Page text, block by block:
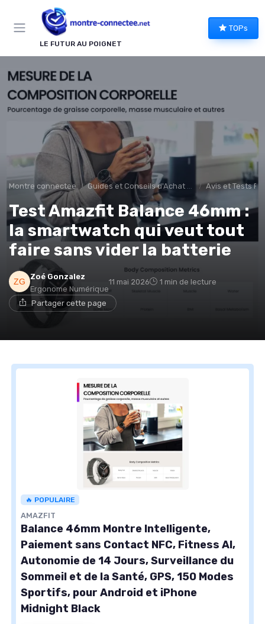
LE FUTUR AU POIGNET
TOPs
Montre connectee Guides et Conseils d'Achat montee connectée Avis et Tests
Test Amazfit Balance 46mm :
la smartwatch qui veut tout
faire sans vider la batterie
Zoé Gonzalez
Ergonome Numérique
11 mai 2026 1 min de lecture
Partager cette page
🔥 POPULAIRE
AMAZFIT
Balance 46mm Montre Intelligente,
Paiement sans Contact NFC, Fitness AI,
Autonomie de 14 Jours, Surveillance du
Sommeil et de la Santé, GPS, 150 Modes
Sportifs, pour Android et iPhone
Midnight Black
Panneau de gestion des cookies